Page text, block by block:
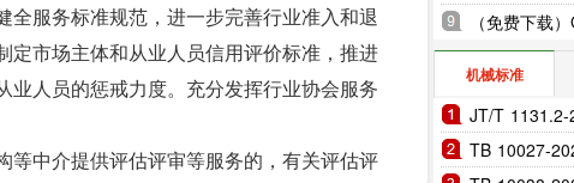
服务标准规范，进一步完善行业准入和退
定市场主体和从业人员信用评价标准，推进
人员的惩戒力度。充分发挥行业协会服务
等中介提供评估评审等服务的，有关评估评
量标准
（免费下载
通信隧道覆盖
机械标准
JT/T 1131.2-
热拌环氧沥
TB 10027-